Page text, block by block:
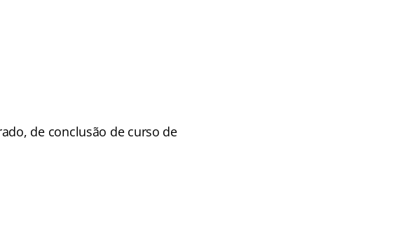
de conclusão de curso de